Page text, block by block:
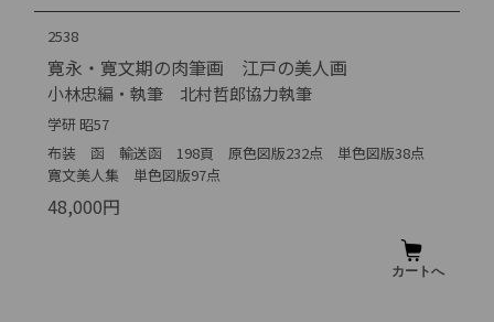
2538
寛永・寛文期の肉筆画 江戸の美人画
小林忠編・執筆 北村哲郎協力執筆
学研 昭57
布装 函 輸送函 198頁 原色図版232点 単色図版38点
寛文美人集 単色図版97点
48,000円